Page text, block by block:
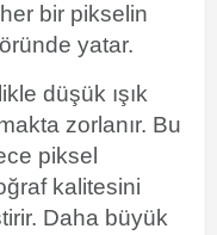
bir pikselin
yatar.
düşük ışık
zorlanır. Bu
piksel
kalitesini
Daha büyük